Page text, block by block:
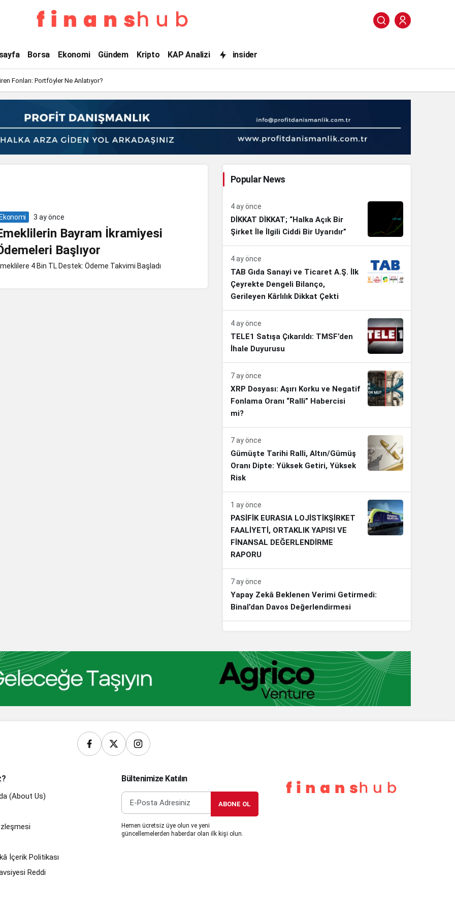
4
bin
TL
ikramiye
Haberleri
Borsa Ekonomi Gündem Kripto KAP Analizi insider
Fonları: Portföyler Ne Anlatıyor?
3 ay önce
Bayram İkramiyesi
Başlıyor
4 Bin TL Destek: Ödeme Takvimi Başladı
Popular News
4 ay önce
DİKKAT DİKKAT; “Halka Açık Bir
Şirket İle İlgili Ciddi Bir Uyarıdır”
4 ay önce
TAB Gıda Sanayi ve Ticaret A.Ş. İlk
Çeyrekte Dengeli Bilanço,
Gerileyen Kârlılık Dikkat Çekti
4 ay önce
TELE1 Satışa Çıkarıldı: TMSF’den
İhale Duyurusu
7 ay önce
XRP Dosyası: Aşırı Korku ve Negatif
Fonlama Oranı “Ralli” Habercisi
mi?
7 ay önce
Gümüşte Tarihi Ralli, Altın/Gümüş
Oranı Dipte: Yüksek Getiri, Yüksek
Risk
1 ay önce
PASİFİK EURASIA LOJİSTİKŞİRKET
FAALİYETİ, ORTAKLIK YAPISI VE
FİNANSAL DEĞERLENDİRME
RAPORU
7 ay önce
Yapay Zekâ Beklenen Verimi Getirmedi:
Binal’dan Davos Değerlendirmesi
20 Bin Lira Olacak
7 ay önce
Erdoğan’dan Emekli Aylığı Açıklaması: En
(About Us)
İçerik Politikası
Reddi
Bültenimize Katılın
ABONE OL
Hemen ücretsiz üye olun ve yeni
güncellemelerden haberdar olan ilk kişi olun.